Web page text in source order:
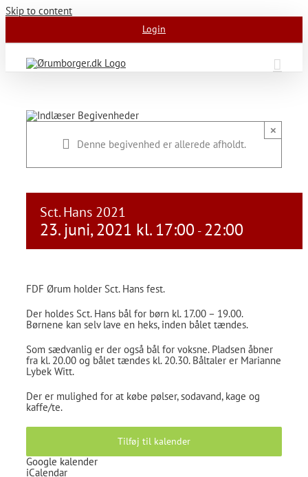
Skip to content
Login
Denne begivenhed er allerede afholdt.
×
Sct. Hans 2021
23. juni, 2021 kl. 17:00 - 22:00
FDF Ørum holder Sct. Hans fest.
Der holdes Sct. Hans bål for børn kl. 17.00 – 19.00.
Børnene kan selv lave en heks, inden bålet tændes.
Som sædvanlig er der også bål for voksne. Pladsen åbner
fra kl. 20.00 og bålet tændes kl. 20.30. Båltaler er Marianne
Lybek Witt.
Der er mulighed for at købe pølser, sodavand, kage og
kaffe/te.
Tilføj til kalender
Google kalender
iCalendar